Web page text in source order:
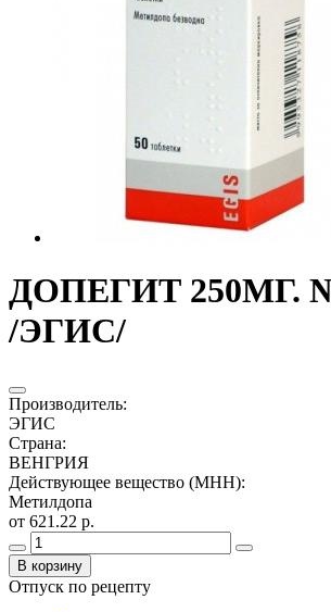
ДОПЕГИТ 250МГ.
/ЭГИС/
Производитель:
ЭГИС
Страна:
ВЕНГРИЯ
Действующее вещество (МНН):
Метилдопа
от 621.22 р.
В корзину
Отпуск по рецепту